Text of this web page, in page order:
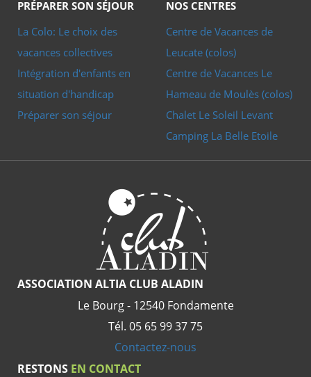
attentive, plus active, plus collective, dans un séjour où les
enfants découvrent à la fois la navigation et le plaisir d’être
vraiment dehors.
PRÉPARER SON SÉJOUR
La Colo: Le choix des
vacances collectives
Intégration d'enfants en
situation d'handicap
Préparer son séjour
NOS CENTRES
Centre de Vacances de
Leucate (colos)
Centre de Vacances Le
Hameau de Moulès (colos)
Chalet Le Soleil Levant
Camping La Belle Etoile
ASSOCIATION ALTIA CLUB ALADIN
Le Bourg - 12540 Fondamente
Tél. 05 65 99 37 75
Contactez-nous
RESTONS EN CONTACT